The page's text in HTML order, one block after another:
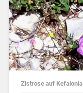
Zistrose auf Kefalonia